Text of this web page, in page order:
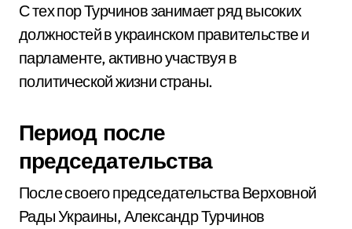
С тех пор Турчинов занимает ряд высоких
должностей в украинском правительстве и
парламенте, активно участвуя в
политической жизни страны.
Период после
председательства
После своего председательства Верховной
Рады Украины, Александр Турчинов